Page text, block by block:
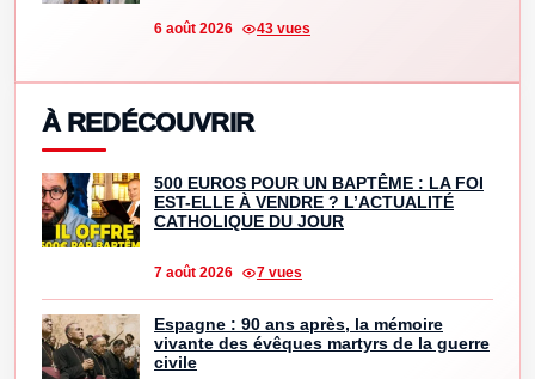
6 août 2026 43 vues
À REDÉCOUVRIR
500 EUROS POUR UN BAPTÊME : LA FOI
EST-ELLE À VENDRE ? L’ACTUALITÉ
CATHOLIQUE DU JOUR
7 août 2026 7 vues
Espagne : 90 ans après, la mémoire
vivante des évêques martyrs de la guerre
civile